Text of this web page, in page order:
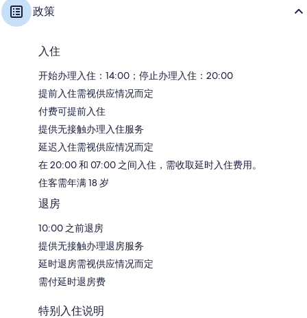
政策
入住
开始办理入住：14:00；停止办理入住：20:00
提前入住需视供应情况而定
付费可提前入住
提供无接触办理入住服务
延迟入住需视供应情况而定
在 20:00 和 07:00 之间入住，需收取延时入住费用。
住客需年满 18 岁
退房
10:00 之前退房
提供无接触办理退房服务
延时退房需视供应情况而定
需付延时退房费
特别入住说明